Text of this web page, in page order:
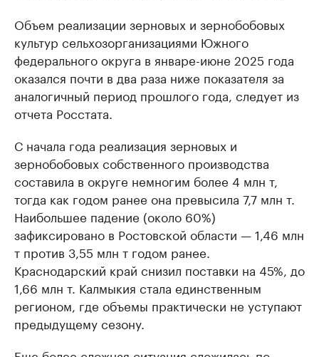
Объем реализации зерновых и зернобобовых
культур сельхозорганизациями Южного
федерального округа в январе-июне 2025 года
оказался почти в два раза ниже показателя за
аналогичный период прошлого года, следует из
отчета Росстата.
С начала года реализация зерновых и
зернобобовых собственного производства
составила в округе немногим более 4 млн т,
тогда как годом ранее она превысила 7,7 млн т.
Наибольшее падение (около 60%)
зафиксировано в Ростовской области — 1,46 млн
т против 3,55 млн т годом ранее.
Краснодарский край снизил поставки на 45%, до
1,66 млн т. Калмыкия стала единственным
регионом, где объемы практически не уступают
предыдущему сезону.